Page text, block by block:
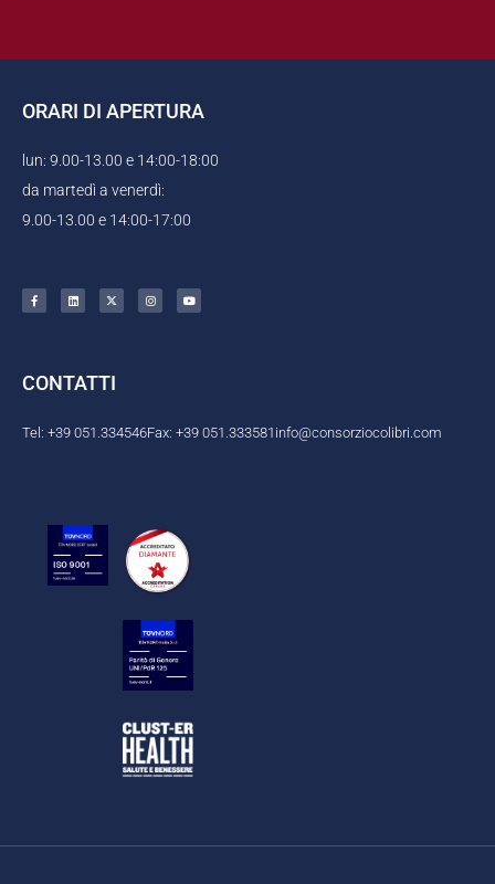
ORARI DI APERTURA
lun: 9.00-13.00 e 14:00-18:00
da martedì a venerdì:
9.00-13.00 e 14:00-17:00
F
a
c
-
f
L
i
n
X
-
t
r
I
n
s
Y
o
u
CONTATTI
Tel: +39 051.334546Fax: +39 051.333581 info@consorziocolibri.com